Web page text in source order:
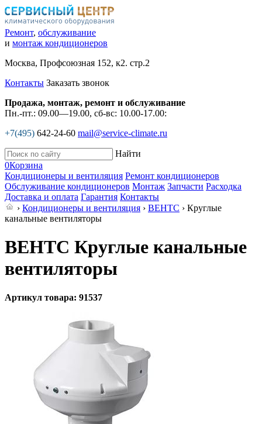
Ремонт, обслуживание
и монтаж кондиционеров
Москва, Профсоюзная 152, к2. стр.2
Контакты Заказать звонок
Продажа, монтаж, ремонт и обслуживание
Пн.-пт.: 09.00—19.00, сб-вс: 10.00-17.00:
+7(495) 642-24-60 mail@service-climate.ru
Найти
0Корзина
Кондиционеры и вентиляция Ремонт кондиционеров
Обслуживание кондиционеров Монтаж Запчасти Расходка
Доставка и оплата Гарантия Контакты
› Кондиционеры и вентиляция › ВЕНТС › Круглые
канальные вентиляторы
ВЕНТС Круглые канальные
вентиляторы
Артикул товара: 91537